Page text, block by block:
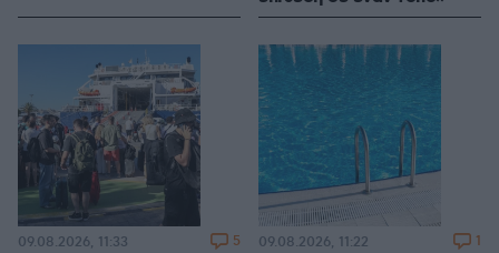
09.08.2026, 11:33 5 09.08.2026, 11:22 1